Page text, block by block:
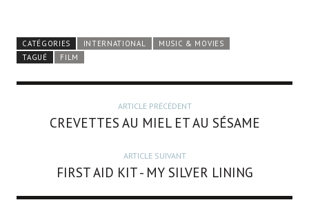
CATÉGORIES INTERNATIONAL
MUSIC & MOVIES
TAGUÉ
FILM
ARTICLE PRÉCÉDENT
CREVETTES AU MIEL ET AU SÉSAME
ARTICLE SUIVANT
FIRST AID KIT - MY SILVER LINING